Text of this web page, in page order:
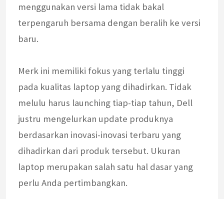
menggunakan versi lama tidak bakal
terpengaruh bersama dengan beralih ke versi
baru.
Merk ini memiliki fokus yang terlalu tinggi
pada kualitas laptop yang dihadirkan. Tidak
melulu harus launching tiap-tiap tahun, Dell
justru mengelurkan update produknya
berdasarkan inovasi-inovasi terbaru yang
dihadirkan dari produk tersebut. Ukuran
laptop merupakan salah satu hal dasar yang
perlu Anda pertimbangkan.